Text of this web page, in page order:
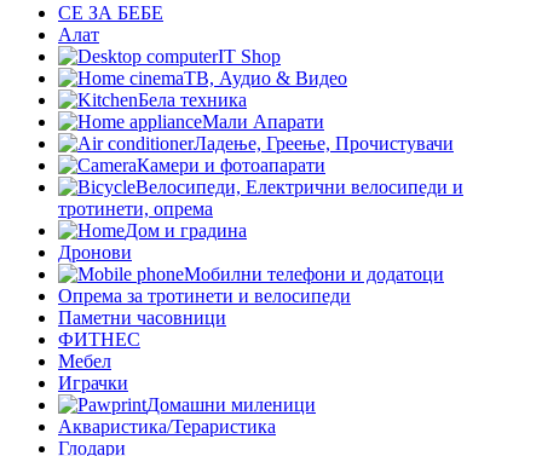
СЕ ЗА БЕБЕ
Алат
IT Shop
ТВ, Аудио & Видео
Бела техника
Мали Апарати
Ладење, Греење, Прочистувачи
Камери и фотоапарати
Велосипеди, Електрични велосипеди и
тротинети, опрема
Дом и градина
Дронови
Мобилни телефони и додатоци
Опрема за тротинети и велосипеди
Паметни часовници
ФИТНЕС
Мебел
Играчки
Домашни миленици
Акваристика/Тераристика
Глодари